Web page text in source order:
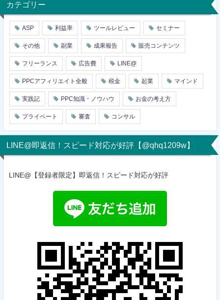
カテゴリー
ASP 利益率 ツールレビュー セミナー
その他 副業 成果報告 販売コンテンツ
フリーランス 広告費 LINE@
PPCアフィリエイト全般 税金 起業 マインド
実践記 PPC知識・ノウハウ お金の考え方
プライベート 審査 コンサル
LINE@即返信！スピード対応が好評【@qhq1209w】
LINE@【登録者限定】即返信！スピード対応が好評